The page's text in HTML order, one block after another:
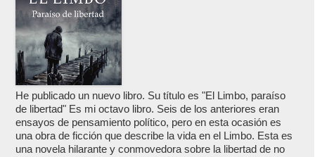
He publicado un nuevo libro. Su título es "El Limbo, paraíso
de libertad" Es mi octavo libro. Seis de los anteriores eran
ensayos de pensamiento político, pero en esta ocasión es
una obra de ficción que describe la vida en el Limbo. Esta es
una novela hilarante y conmovedora sobre la libertad de no